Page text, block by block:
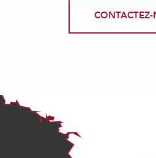
CONTACTEZ-